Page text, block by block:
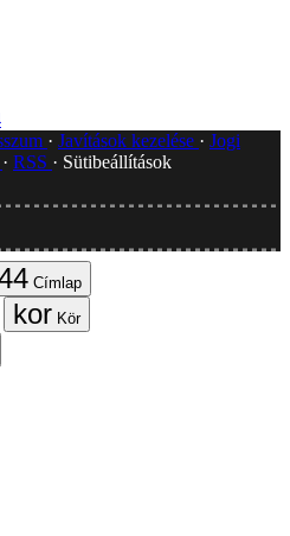
Javítások kezelése
Jogi
RSS
Sütibeállítások
Címlap
Kör